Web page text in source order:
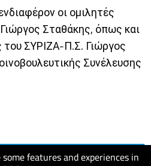
features and experiences in
οι ομιλητές
Σταθάκης, όπως και
του ΣΥΡΙΖΑ-Π.Σ. Γιώργος
Συνέλευσης